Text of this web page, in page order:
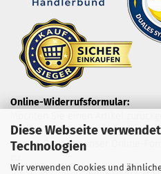
Diese Webseite
Technologien
Wir verwenden Cookies und
Online-Widerrufsformular:
widerrufen?
Nutzen Sie dazu unser Online-